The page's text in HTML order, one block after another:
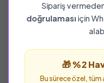
Sipariş
doğrulamasıiçin
🎁 %2
Bu sürece özel, tüm
YAYINEVI
Büyüyenay
Büyüyenay Yayınları
bu sayfada